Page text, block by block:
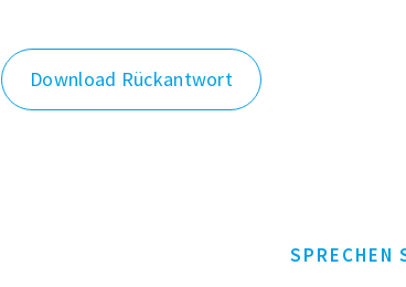
Download Rückantwort
SPRECHEN